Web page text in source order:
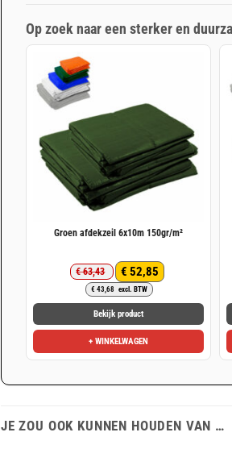
Op zoek naar een sterker en
Groen afdekzeil 6x10m 150gr/m²
€63,43
Oorspronkelijke
prijs
was:
€ 63,43.
€ 52,85
Huidige
prijs
is:
€ 52,85.
€ 43,68 excl. BTW
Bekijk product
+ WINKELWAGEN
JE ZOU OOK KUNNEN HOUDEN VAN …